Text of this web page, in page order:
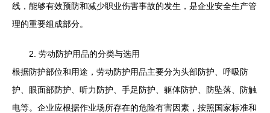
线，能够有效预防和减少职业伤害事故的发生，是企业安全生产管
理的重要组成部分。
2. 劳动防护用品的分类与选用
根据防护部位和用途，劳动防护用品主要分为头部防护、呼吸防
护、眼面部防护、听力防护、手足防护、躯体防护、防坠落、防触
电等。企业应根据作业场所存在的危险有害因素，按照国家标准和